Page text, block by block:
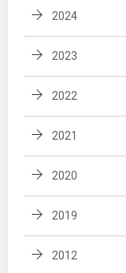
2024
2023
2022
2021
2020
2019
2012